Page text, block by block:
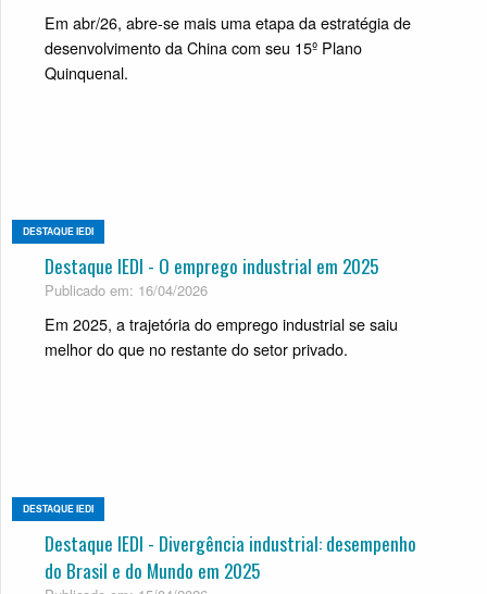
Em abr/26, abre-se mais uma etapa da estratégia de
desenvolvimento da China com seu 15º Plano
Quinquenal.
DESTAQUE IEDI
Destaque IEDI - O emprego industrial em 2025
Publicado em: 16/04/2026
Em 2025, a trajetória do emprego industrial se saiu
melhor do que no restante do setor privado.
DESTAQUE IEDI
Destaque IEDI - Divergência industrial: desempenho
do Brasil e do Mundo em 2025